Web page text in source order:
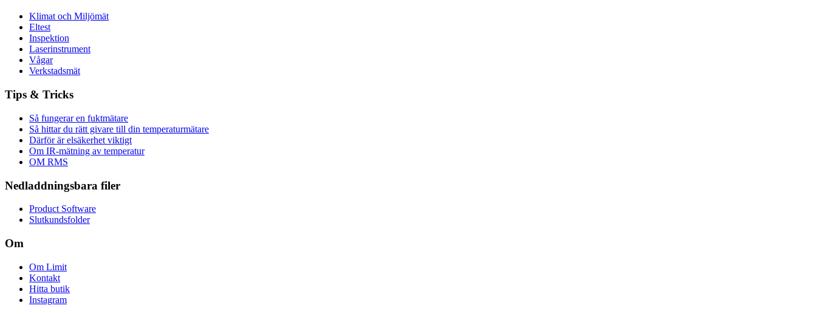
Klimat och Miljömät
Eltest
Inspektion
Laserinstrument
Vågar
Verkstadsmät
Tips & Tricks
Så fungerar en fuktmätare
Så hittar du rätt givare till din temperaturmätare
Därför är elsäkerhet viktigt
Om IR-mätning av temperatur
OM RMS
Nedladdningsbara filer
Product Software
Slutkundsfolder
Om
Om Limit
Kontakt
Hitta butik
Instagram